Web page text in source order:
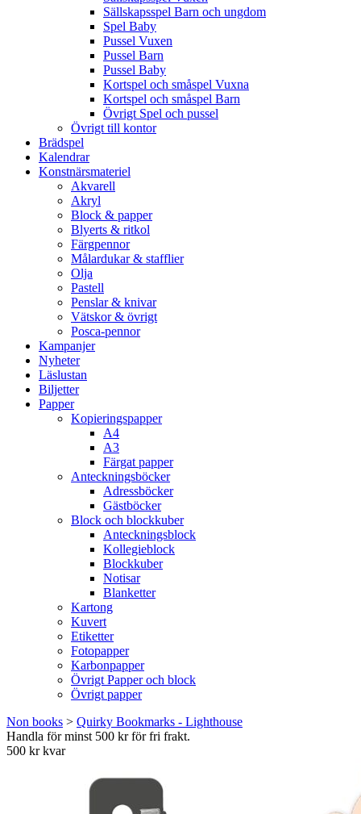
Sällskapsspel Barn och ungdom
Spel Baby
Pussel Vuxen
Pussel Barn
Pussel Baby
Kortspel och småspel Vuxna
Kortspel och småspel Barn
Övrigt Spel och pussel
Övrigt till kontor
Brädspel
Kalendrar
Konstnärsmateriel
Akvarell
Akryl
Block & papper
Blyerts & ritkol
Färgpennor
Målardukar & stafflier
Olja
Pastell
Penslar & knivar
Vätskor & övrigt
Posca-pennor
Kampanjer
Nyheter
Läslustan
Biljetter
Papper
Kopieringspapper
A4
A3
Färgat papper
Anteckningsböcker
Adressböcker
Gästböcker
Block och blockkuber
Anteckningsblock
Kollegieblock
Blockkuber
Notisar
Blanketter
Kartong
Kuvert
Etiketter
Fotopapper
Karbonpapper
Övrigt Papper och block
Övrigt papper
Non books > Quirky Bookmarks - Lighthouse
Handla för minst 500 kr för fri frakt.
500 kr kvar